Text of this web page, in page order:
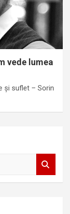
vede lumea
și suflet – Sorin